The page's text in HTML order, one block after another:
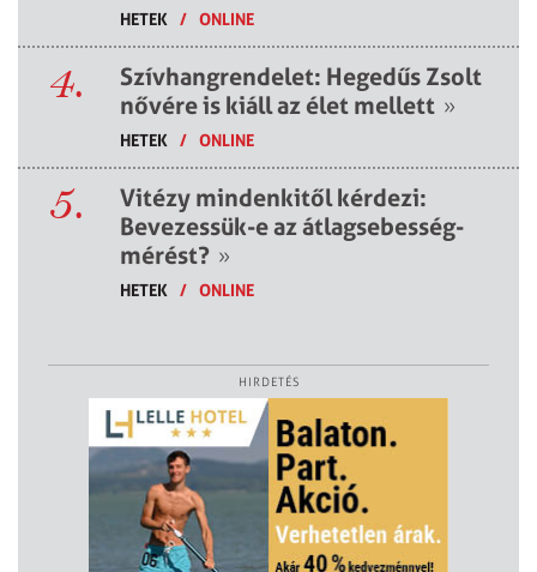
HETEK / ONLINE
4.
Szívhangrendelet: Hegedűs Zsolt
nővére is kiáll az élet mellett »
HETEK / ONLINE
5.
Vitézy mindenkitől kérdezi:
Bevezessük-e az átlagsebesség-
mérést? »
HETEK / ONLINE
HIRDETÉS